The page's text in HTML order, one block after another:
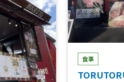
食事